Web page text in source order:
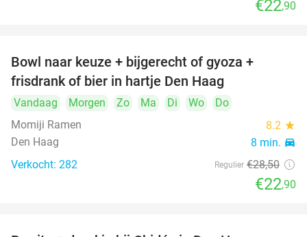
€22,90
Bowl naar keuze + bijgerecht of gyoza +
frisdrank of bier in hartje Den Haag
Vandaag Morgen Zo Ma Di Wo
Do
Momiji Ramen
8.2 star
Den Haag 8 min. directions_car
Verkocht: 282 Regulier €28,50
€22,90